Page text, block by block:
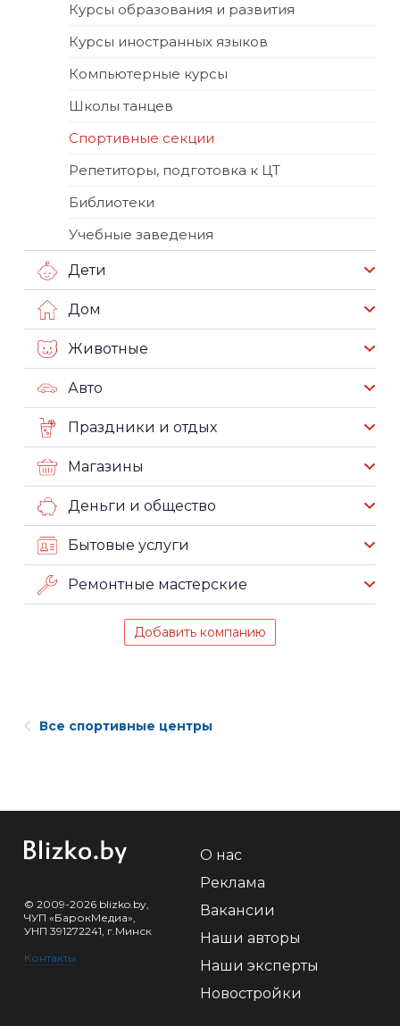
Курсы образования и развития
Курсы иностранных языков
Компьютерные курсы
Школы танцев
Спортивные секции
Репетиторы, подготовка к ЦТ
Библиотеки
Учебные заведения
Дети
Дом
Животные
Авто
Праздники и отдых
Магазины
Деньги и общество
Бытовые услуги
Ремонтные мастерские
Добавить компанию
Все спортивные центры
© 2009-2026 blizko.by,
ЧУП «БарокМедиа»,
УНП 391272241, г.Минск
Контакты
О нас
Реклама
Вакансии
Наши авторы
Наши эксперты
Новостройки